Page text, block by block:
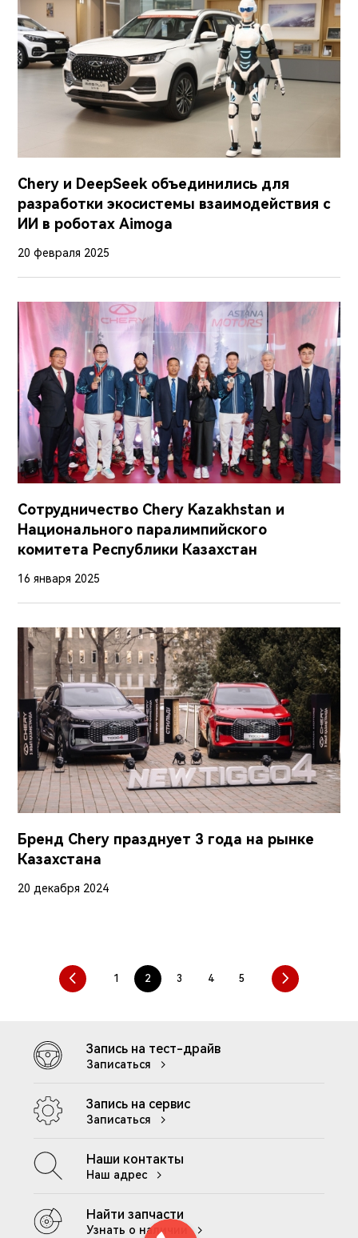
Chery и DeepSeek объединились для
разработки экосистемы взаимодействия с
ИИ в роботах Aimoga
20 февраля 2025
Сотрудничество Chery Kazakhstan и
Национального паралимпийского
комитета Республики Казахстан
16 января 2025
Бренд Сhery празднует 3 года на рынке
Казахстана
20 декабря 2024
Запись на тест-драйв
Записаться
Запись на сервис
Записаться
Наши контакты
Наш адрес
Найти запчасти
Узнать о наличии